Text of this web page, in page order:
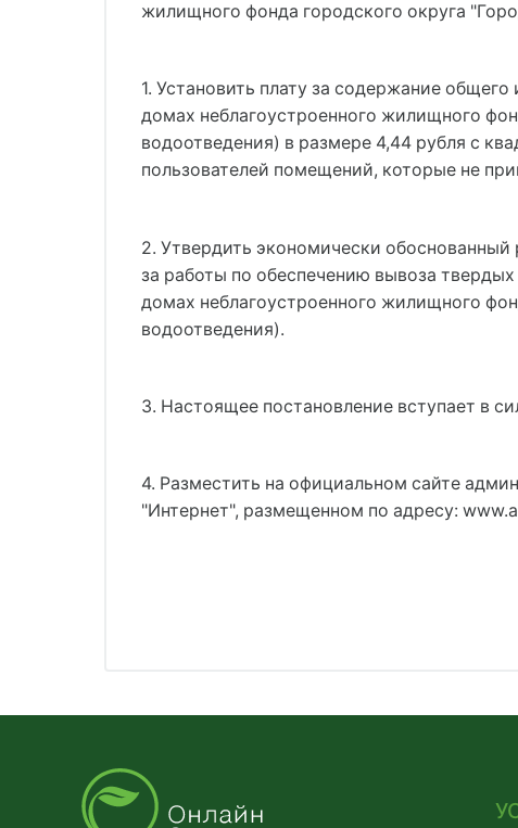
жилищного фонда городского округа
1. Установить плату за содержание
домах неблагоустроенного жилищного
водоотведения) в размере 4,44 рубля с
пользователей помещений, которые не
2. Утвердить экономически
за работы по обеспечению вывоза
домах неблагоустроенного жилищного
водоотведения).
3. Настоящее постановление вступает в
4. Разместить на официальном сайте
"Интернет", размещенном по адресу: